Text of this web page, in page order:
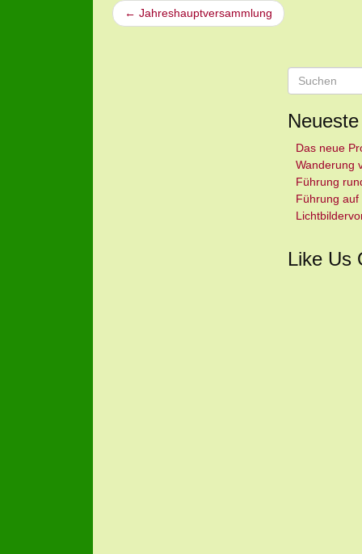
← Jahreshauptversammlung
S
u
h
Das neue
Wanderung
Führung
Führung
Like Us